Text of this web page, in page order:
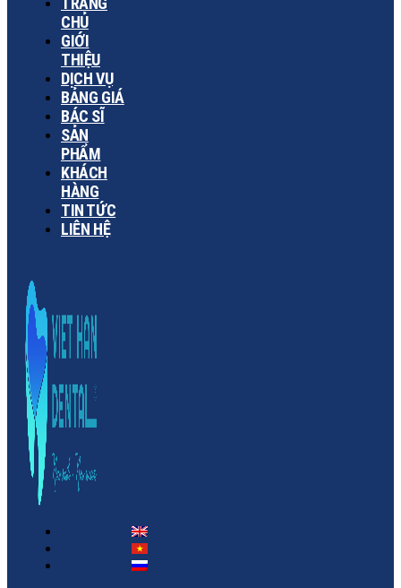
CHỦ
GIỚI
THIỆU
DỊCH VỤ
BẢNG GIÁ
BÁC SĨ
SẢN
PHẨM
KHÁCH
HÀNG
TIN TỨC
LIÊN HỆ